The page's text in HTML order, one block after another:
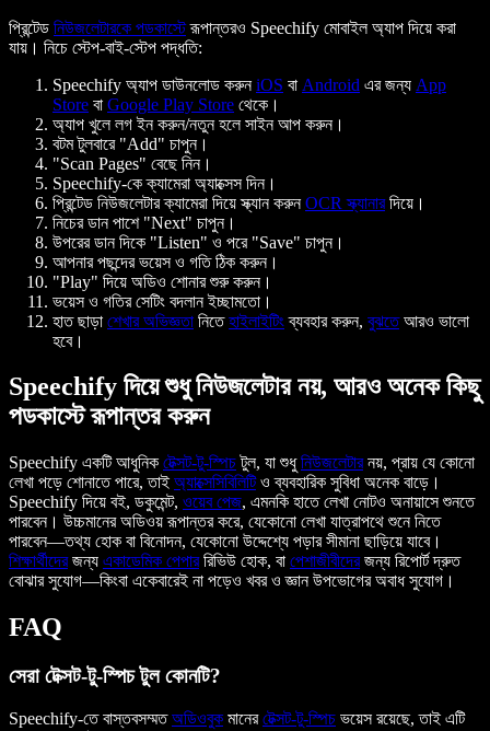
প্রিন্টেড নিউজলেটারকে পডকাস্টেরূপান্তরও Speechify মোবাইল অ্যাপ দিয়ে করা
যায়। নিচে স্টেপ-বাই-স্টেপ পদ্ধতি:
Speechify অ্যাপ ডাউনলোড করুনiOS বা Android এর জন্য App
Store বা Google Play Store থেকে।
অ্যাপ খুলে লগ ইন করুন/নতুন হলে সাইন আপ করুন।
বটম টুলবারে "Add" চাপুন।
"Scan Pages" বেছে নিন।
Speechify-কে ক্যামেরা অ্যাক্সেস দিন।
প্রিন্টেড নিউজলেটার ক্যামেরা দিয়ে স্ক্যান করুনOCR স্ক্যানারদিয়ে।
নিচের ডান পাশে "Next" চাপুন।
উপরের ডান দিকে "Listen" ও পরে "Save" চাপুন।
আপনার পছন্দের ভয়েস ও গতি ঠিক করুন।
"Play" দিয়ে অডিও শোনার শুরু করুন।
ভয়েস ও গতির সেটিং বদলান ইচ্ছামতো।
হাত ছাড়া শেখার অভিজ্ঞতা নিতেহাইলাইটিংব্যবহার করুন, বুঝতেআরও ভালো
হবে।
Speechify দিয়ে শুধু নিউজলেটার নয়, আরও অনেক কিছু
পডকাস্টে রূপান্তর করুন
Speechify একটি আধুনিক টেক্সট-টু-স্পিচটুল, যা শুধুনিউজলেটারনয়, প্রায় যে কোনো
লেখা পড়ে শোনাতে পারে, তাই অ্যাক্সেসিবিলিটিও ব্যবহারিক সুবিধা অনেক বাড়ে।
Speechify দিয়ে বই, ডকুমেন্ট, ওয়েব পেজ, এমনকি হাতে লেখা নোটও অনায়াসে শুনতে
পারবেন। উচ্চমানের অডিওয় রূপান্তর করে, যেকোনো লেখা যাত্রাপথে শুনে নিতে
পারবেন—তথ্য হোক বা বিনোদন, যেকোনো উদ্দেশ্যে পড়ার সীমানা ছাড়িয়ে যাবে।
শিক্ষার্থীদেরজন্য একাডেমিক পেপাররিভিউ হোক, বা পেশাজীবীদেরজন্য রিপোর্ট দ্রুত
বোঝার সুযোগ—কিংবা একেবারেই না পড়েও খবর ও জ্ঞান উপভোগের অবাধ সুযোগ।
FAQ
সেরা টেক্সট-টু-স্পিচ টুল কোনটি?
Speechify-তে বাস্তবসম্মতঅডিওবুক মানেরটেক্সট-টু-স্পিচ ভয়েস রয়েছে, তাই এটি